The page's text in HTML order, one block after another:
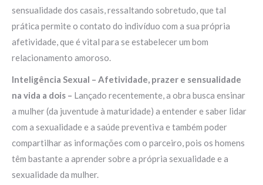
sensualidade dos casais, ressaltando sobretudo, que tal
prática permite o contato do indivíduo com a sua própria
afetividade, que é vital para se estabelecer um bom
relacionamento amoroso.
Inteligência Sexual – Afetividade, prazer e sensualidade
na vida a dois – Lançado recentemente, a obra busca ensinar
a mulher (da juventude à maturidade) a entender e saber lidar
com a sexualidade e a saúde preventiva e também poder
compartilhar as informações com o parceiro, pois os homens
têm bastante a aprender sobre a própria sexualidade e a
sexualidade da mulher.